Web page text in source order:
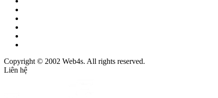
Copyright © 2002 Web4s. All rights reserved.
Liên hệ